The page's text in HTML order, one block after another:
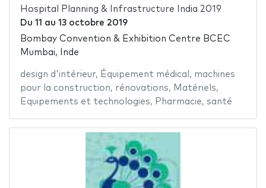
Hospital Planning & Infrastructure India 2019
Du 11 au 13 octobre 2019
Bombay Convention & Exhibition Centre BCEC
Mumbai, Inde
design d'intérieur, Équipement médical , machines
pour la construction, rénovations, Matériels,
Equipements et technologies, Pharmacie, santé